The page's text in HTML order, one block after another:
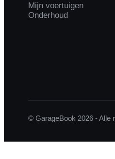
Mijn voertuigen
Onderhoud
© GarageBook 2026 - Alle